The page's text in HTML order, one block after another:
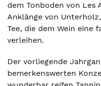
dem Tonboden von Les
Anklänge von
Tee, die dem Wein eine
verleihen.
Der vorliegende
bemerkenswerten